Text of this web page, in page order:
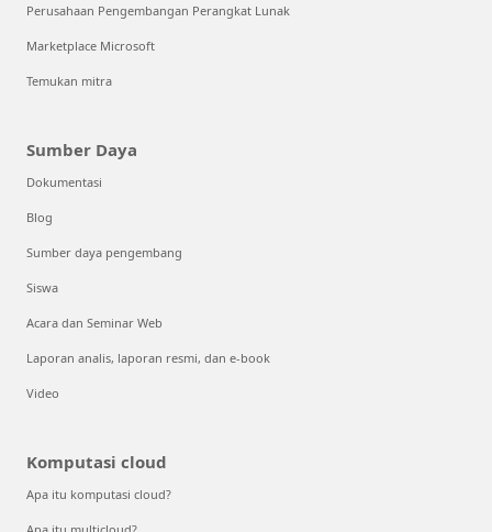
Perusahaan Pengembangan Perangkat Lunak
Marketplace Microsoft
Temukan mitra
Sumber Daya
Dokumentasi
Blog
Sumber daya pengembang
Siswa
Acara dan Seminar Web
Laporan analis, laporan resmi, dan e-book
Video
Komputasi cloud
Apa itu komputasi cloud?